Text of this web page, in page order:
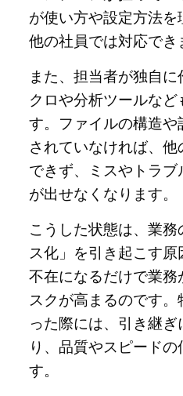
が使い方や設定方法を
他の社員では対応でき
また、担当者が独自
クロや分析ツールな
す。ファイルの構造
されていなければ、
できず、ミスやトラ
が出せなくなります。
こうした状態は、業
ス化」を引き起こす
不在になるだけで業務
スクが高まるのです
った際には、引き継
り、品質やスピード
す。